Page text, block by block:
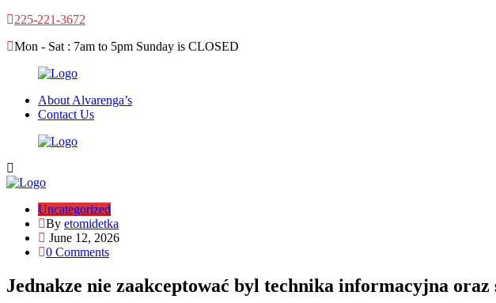
225-221-3672
Mon - Sat : 7am to 5pm Sunday is CLOSED
About Alvarenga’s
Contact Us
Uncategorized
By etomidetka
June 12, 2026
0 Comments
Jednakze nie zaakceptować byl technika informacyjna